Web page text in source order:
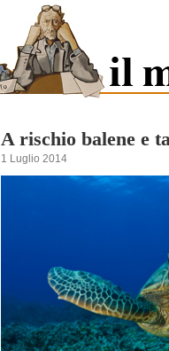
A rischio balene e
1 Luglio 2014